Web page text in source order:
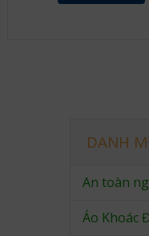
DANH
An toàn
Áo Khoác